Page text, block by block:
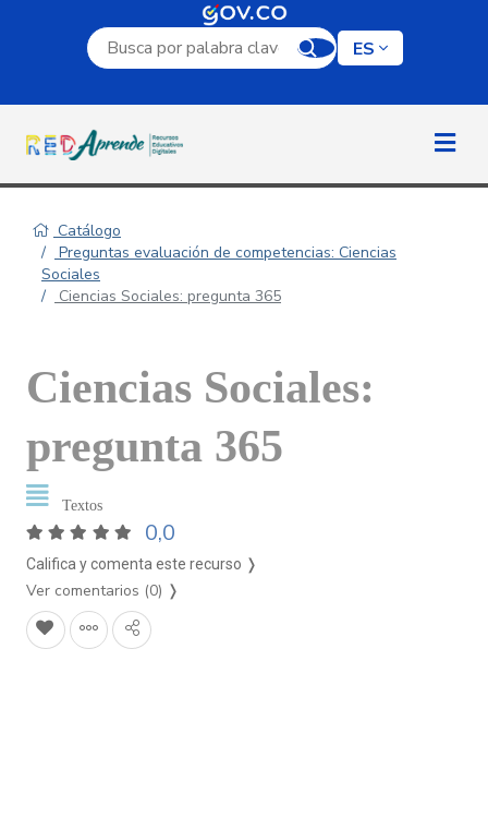
Campo de búsqueda por palabra clave
ES
Catálogo
Preguntas evaluación de competencias: Ciencias
Sociales
Ciencias Sociales: pregunta 365
Ciencias Sociales:
pregunta 365
Textos
0,0
Califica y comenta este recurso ❭
Ver comentarios (0) ❭